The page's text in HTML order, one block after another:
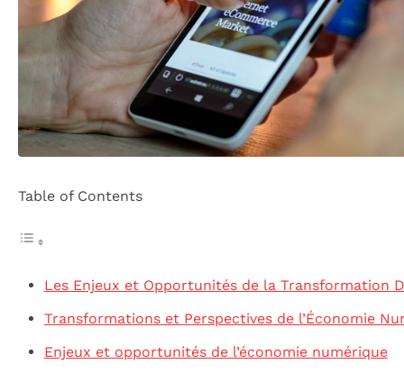
Table of Contents
Les Enjeux et Opportunités de la Transformation
Transformations et Perspectives de l’Économie
Enjeux et opportunités de l’économie numérique